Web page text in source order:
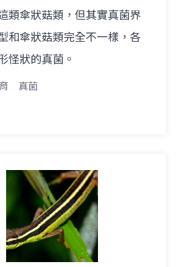
類傘狀菇類，但其實真菌界
和傘狀菇類完全不一樣，各
怪狀的真菌。
真菌